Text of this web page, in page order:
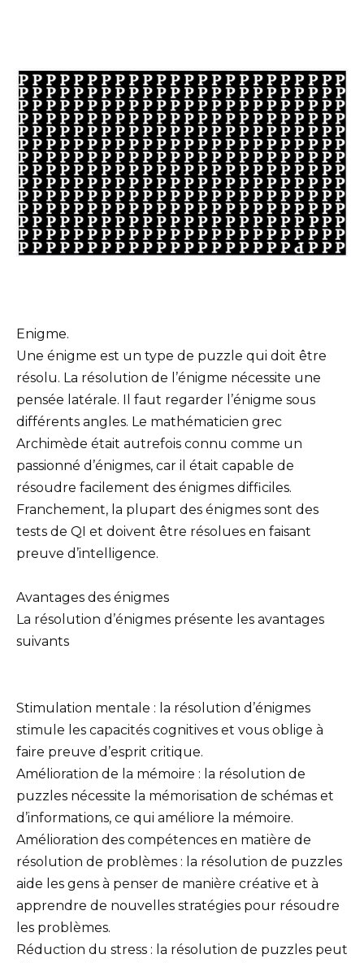
Enigme.
Une énigme est un type de puzzle qui doit être
résolu. La résolution de l’énigme nécessite une
pensée latérale. Il faut regarder l’énigme sous
différents angles. Le mathématicien grec
Archimède était autrefois connu comme un
passionné d’énigmes, car il était capable de
résoudre facilement des énigmes difficiles.
Franchement, la plupart des énigmes sont des
tests de QI et doivent être résolues en faisant
preuve d’intelligence.
Avantages des énigmes
La résolution d’énigmes présente les avantages
suivants
Stimulation mentale : la résolution d’énigmes
stimule les capacités cognitives et vous oblige à
faire preuve d’esprit critique.
Amélioration de la mémoire : la résolution de
puzzles nécessite la mémorisation de schémas et
d’informations, ce qui améliore la mémoire.
Amélioration des compétences en matière de
résolution de problèmes : la résolution de puzzles
aide les gens à penser de manière créative et à
apprendre de nouvelles stratégies pour résoudre
les problèmes.
Réduction du stress : la résolution de puzzles peut